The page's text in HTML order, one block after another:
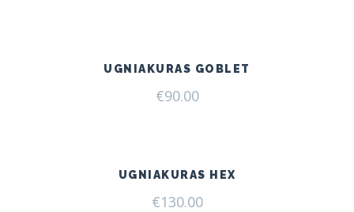
UGNIAKURAS GOBLET
€90.00
UGNIAKURAS HEX
€130.00